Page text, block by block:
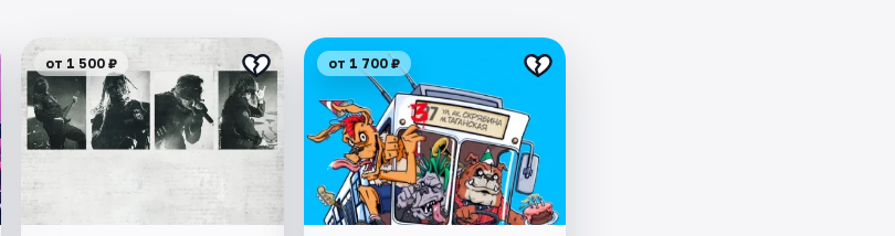
от 1 500 ₽ от 1 700 ₽